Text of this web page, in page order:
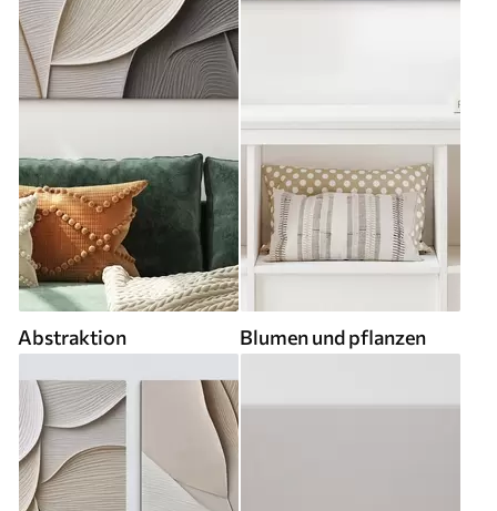
Abstraktion Blumen und pflanzen